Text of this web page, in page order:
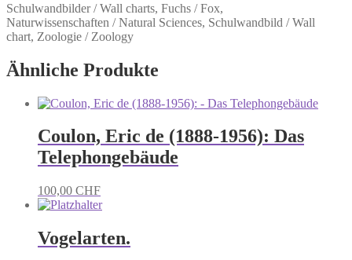
Schulwandbilder / Wall charts, Fuchs / Fox,
Naturwissenschaften / Natural Sciences, Schulwandbild / Wall
chart, Zoologie / Zoology
Ähnliche Produkte
Coulon, Eric de (1888-1956): Das
Telephongebäude
100,00 CHF
Vogelarten.